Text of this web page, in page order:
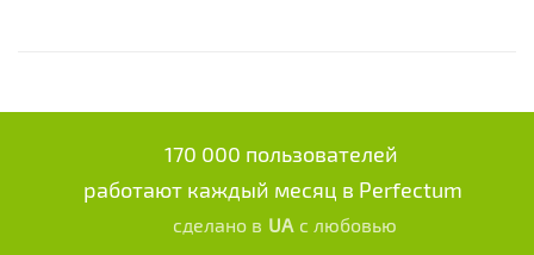
170 000 пользователей
работают каждый месяц в Perfectum
сделано в UA с любовью